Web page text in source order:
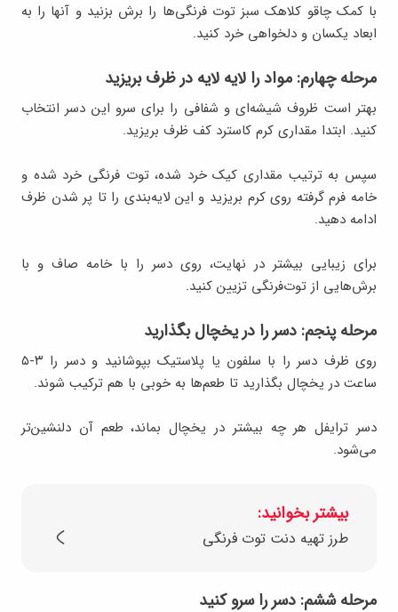
با کمک چاقو کلاهک سبز توت فرنگی‌ها را برش بزنید و آنها را به
ابعاد یکسان و دلخواهی خرد کنید.
مرحله چهارم: مواد را لایه لایه در ظرف بریزید
بهتر است ظروف شیشه‌ای و شفافی را برای سرو این دسر انتخاب
کنید. ابتدا مقداری کرم کاسترد کف ظرف بریزید.
سپس به ترتیب مقداری کیک خرد شده، توت فرنگی خرد شده و
خامه فرم گرفته روی کرم بریزید و این لایه‌بندی را تا پر شدن ظرف
ادامه دهید.
برای زیبایی بیشتر در نهایت، روی دسر را با خامه صاف و با
برش‌هایی از توت‌فرنگی تزیین کنید.
مرحله پنجم: دسر را در یخچال بگذارید
روی ظرف دسر را با سلفون یا پلاستیک بپوشانید و دسر را ۳-۵
ساعت در یخچال بگذارید تا طعم‌ها به خوبی با هم ترکیب شوند.
دسر ترایفل هر چه بیشتر در یخچال بماند، طعم آن دلنشین‌تر
می‌شود.
بیشتر بخوانید:
طرز تهیه دنت توت فرنگی
مرحله ششم: دسر را سرو کنید